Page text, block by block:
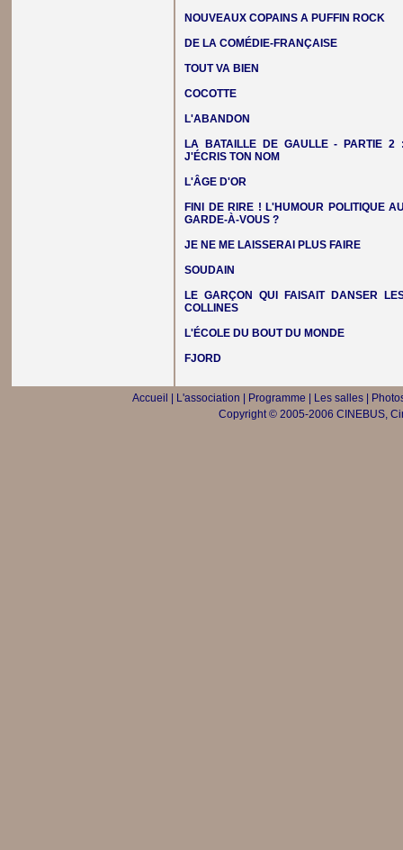
NOUVEAUX COPAINS A PUFFIN ROCK
DE LA COMÉDIE-FRANÇAISE
TOUT VA BIEN
COCOTTE
L'ABANDON
LA BATAILLE DE GAULLE - PARTIE 2
J'ÉCRIS TON NOM
L'ÂGE D'OR
FINI DE RIRE ! L'HUMOUR POLITIQUE
GARDE-À-VOUS ?
JE NE ME LAISSERAI PLUS FAIRE
SOUDAIN
LE GARÇON QUI FAISAIT DANSER
COLLINES
L'ÉCOLE DU BOUT DU MONDE
FJORD
Accueil L'association Programme Les salles|
Copyright © 2005-2006 CINEBUS,